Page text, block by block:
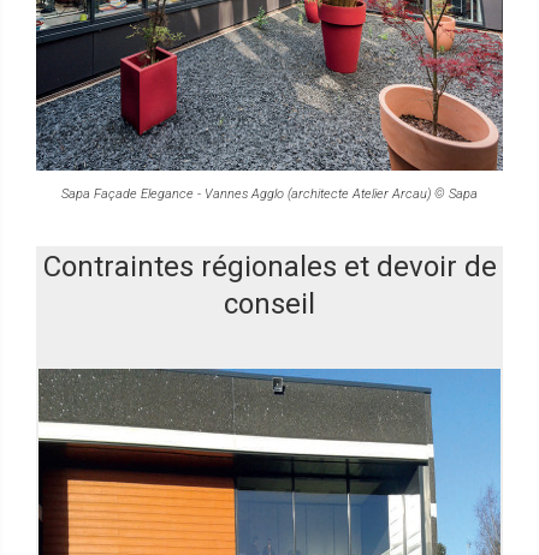
Sapa Façade Elegance - Vannes Agglo (architecte Atelier Arcau) © Sapa
Contraintes régionales et devoir de
conseil